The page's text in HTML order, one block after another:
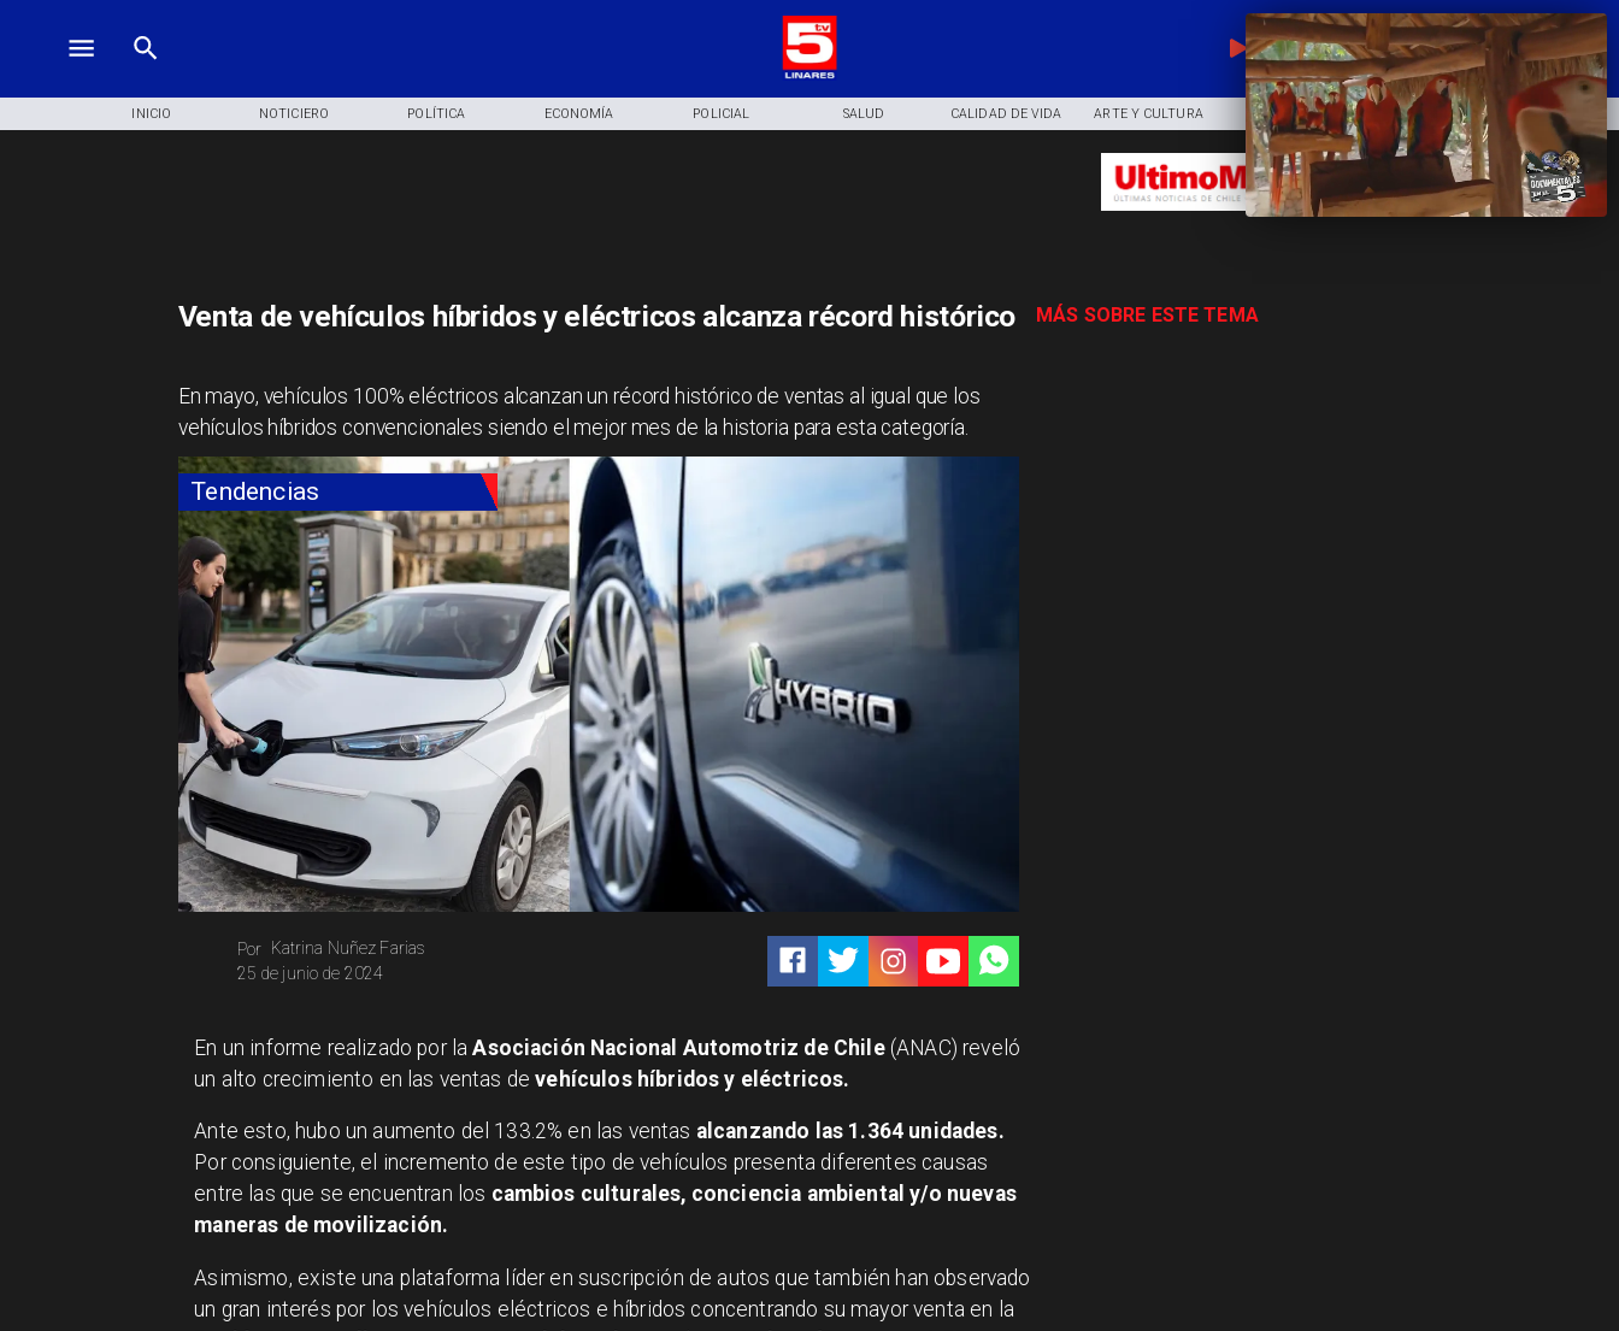
EN VIVO
INICIO NOTICIERO POLÍTICA ECONOMÍA POLICIAL SALUD CALIDAD DE VIDA ARTE Y CULTURA COMUNIDAD DEPORTES
Tendencias
Katrina Nuñez Farias
Por
25 de junio de 2024
MÁS SOBRE ESTE TEMA
Venta de vehículos híbridos y eléctricos alcanza récord histórico
En mayo, vehículos 100% eléctricos alcanzan un récord histórico de ventas al igual que los
vehículos híbridos convencionales siendo el mejor mes de la historia para esta categoría.
En un informe realizado por laAsociación Nacional Automotriz de Chile(ANAC) reveló
un alto crecimiento en las ventas devehículos híbridos y eléctricos.
Ante esto, hubo un aumento del 133.2% en las ventas alcanzando las 1.364 unidades.
Por consiguiente, el incremento de este tipo de vehículos presenta diferentes causas
entre las que se encuentran los cambios culturales, conciencia ambiental y/o nuevas
maneras de movilización.
Asimismo, existe una plataforma líder en suscripción de autos que también han observado
un gran interés por los vehículos eléctricos e híbridos concentrando su mayor venta en la